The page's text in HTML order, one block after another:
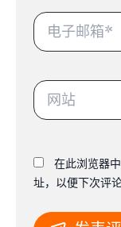
电
邮
*
网
在此浏览器
址，以便下次评